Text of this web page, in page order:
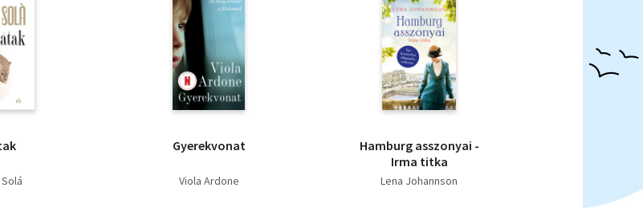
Gyerekvonat
Viola Ardone
Hamburg asszonyai -
Irma titka
Lena Johannson